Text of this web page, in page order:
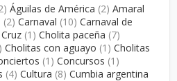
Águilas de América (2) Amaral
(2) Carnaval (10) Carnaval de
(1) Cholita paceña (7)
Cholitas con aguayo (1) Cholitas
(1) Concursos (1)
(4) Cultura (8) Cumbia argentina